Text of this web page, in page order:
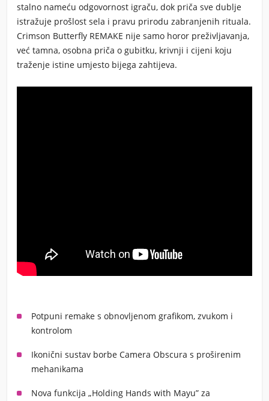
stalno nameću odgovornost igraču, dok priča sve dublje
istražuje prošlost sela i pravu prirodu zabranjenih rituala.
Crimson Butterfly REMAKE nije samo horor preživljavanja,
već tamna, osobna priča o gubitku, krivnji i cijeni koju
traženje istine umjesto bijega zahtijeva.
Potpuni remake s obnovljenom grafikom, zvukom i
kontrolom
Ikonični sustav borbe Camera Obscura s proširenim
mehanikama
Nova funkcija „Holding Hands with Mayu” za